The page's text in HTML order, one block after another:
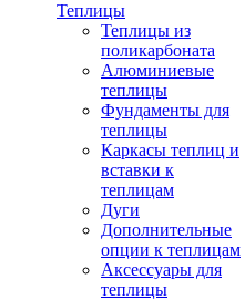
Теплицы
Теплицы из
поликарбоната
Алюминиевые
теплицы
Фундаменты для
теплицы
Каркасы теплиц и
вставки к
теплицам
Дуги
Дополнительные
опции к теплицам
Аксессуары для
теплицы